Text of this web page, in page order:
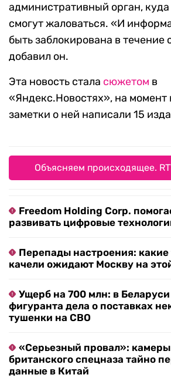
административный орган, куда
смогут жаловаться. «И
быть заблокирована в течение
добавил он.
Эта новость стала сюжетом в
«Яндекс.Новостях», на момент
заметки о ней написали 15
Объясняем происходящее.
Freedom Holding Corp.
развивать цифровые
Перепады настроения:
качели ожидают Москву на
Ущерб на 700 млн: в
фигуранта дела о поставках
тушенки на СВО
«Серьезный провал»: камеры
британского спецназа тайно
данные в Китай